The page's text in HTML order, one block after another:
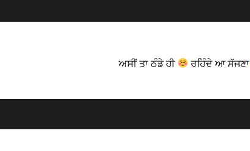
ਅਸੀਂ ਤਾ ਠੰਡੇ ਹੀ ਰਹਿੰਦੇ ਆ ਸੱਜਣਾ